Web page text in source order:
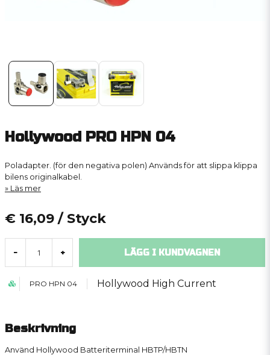
Hollywood PRO HPN 04
Poladapter. (för den negativa polen) Används för att slippa klippa
bilens originalkabel.
Läs mer
€ 16,09 / Styck
- + LÄGG I KUNDVAGNEN
PRO HPN 04 Hollywood High Current
Beskrivning
Använd Hollywood Batteriterminal HBTP/HBTN